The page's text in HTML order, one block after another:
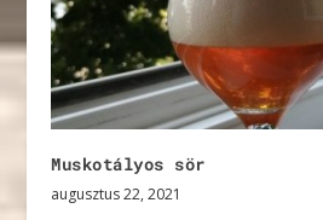
Muskotályos sör
augusztus 22, 2021